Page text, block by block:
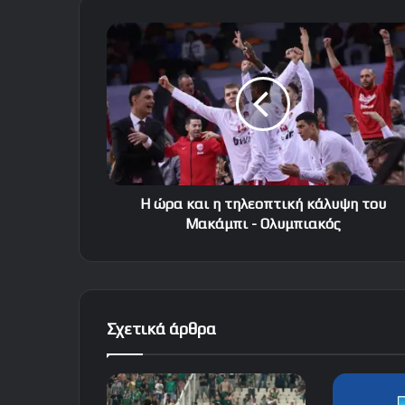
Η
ώρα
και
η
τηλεοπτική
κάλυψη
του
Μακάμπι
-
Ολυμπιακός
Η ώρα και η τηλεοπτική κάλυψη του
Μακάμπι - Ολυμπιακός
Σχετικά άρθρα